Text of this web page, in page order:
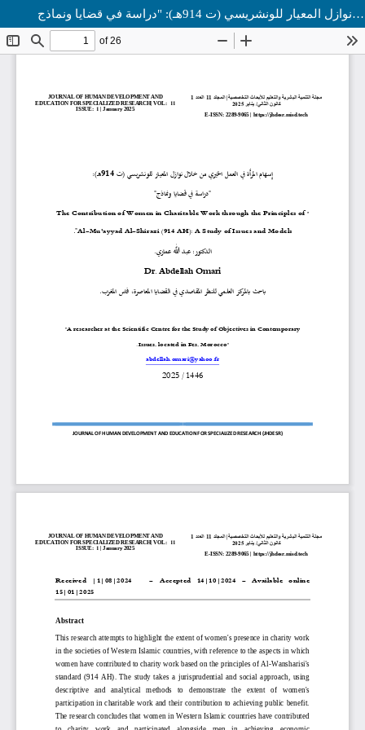
إسهام المرأة في العمل الخيري من خلال نوازل المعيار للونشريسي (ت 914هـ): "دراسة في قضايا ونماذج"